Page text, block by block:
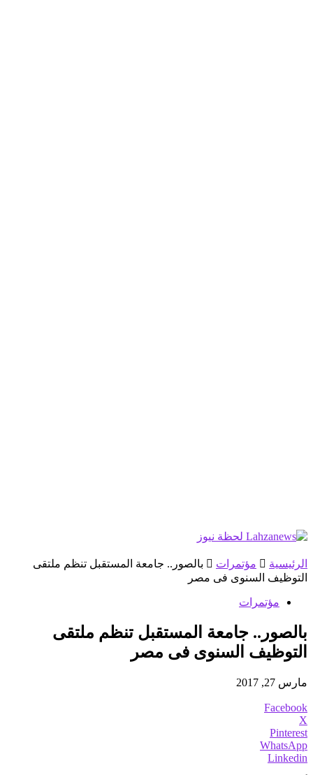
الرئيسية مؤتمرات
بالصور.. جامعة المستقبل تنظم ملتقى
التوظيف السنوى فى مصر
مؤتمرات
بالصور.. جامعة المستقبل تنظم ملتقى
التوظيف السنوى فى مصر
مارس 27, 2017
Facebook
X
Pinterest
WhatsApp
Linkedin